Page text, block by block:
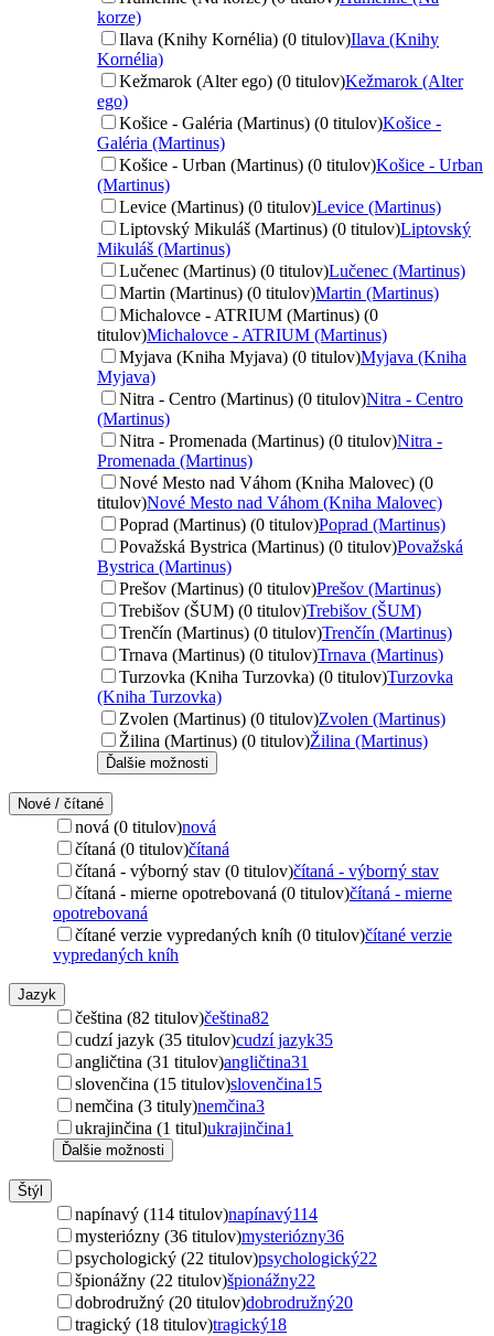
korze)
Ilava (Knihy Kornélia) (0 titulov)Ilava (Knihy
Kornélia)
Kežmarok (Alter ego) (0 titulov)Kežmarok (Alter
ego)
Košice - Galéria (Martinus) (0 titulov)Košice -
Galéria (Martinus)
Košice - Urban (Martinus) (0 titulov)Košice - Urban
(Martinus)
Levice (Martinus) (0 titulov)Levice (Martinus)
Liptovský Mikuláš (Martinus) (0 titulov)Liptovský
Mikuláš (Martinus)
Lučenec (Martinus) (0 titulov)Lučenec (Martinus)
Martin (Martinus) (0 titulov)Martin (Martinus)
Michalovce - ATRIUM (Martinus) (0
titulov)Michalovce - ATRIUM (Martinus)
Myjava (Kniha Myjava) (0 titulov)Myjava (Kniha
Myjava)
Nitra - Centro (Martinus) (0 titulov)Nitra - Centro
(Martinus)
Nitra - Promenada (Martinus) (0 titulov)Nitra -
Promenada (Martinus)
Nové Mesto nad Váhom (Kniha Malovec) (0
titulov)Nové Mesto nad Váhom (Kniha Malovec)
Poprad (Martinus) (0 titulov)Poprad (Martinus)
Považská Bystrica (Martinus) (0 titulov)Považská
Bystrica (Martinus)
Prešov (Martinus) (0 titulov)Prešov (Martinus)
Trebišov (ŠUM) (0 titulov)Trebišov (ŠUM)
Trenčín (Martinus) (0 titulov)Trenčín (Martinus)
Trnava (Martinus) (0 titulov)Trnava (Martinus)
Turzovka (Kniha Turzovka) (0 titulov)Turzovka
(Kniha Turzovka)
Zvolen (Martinus) (0 titulov)Zvolen (Martinus)
Žilina (Martinus) (0 titulov)Žilina (Martinus)
Ďalšie možnosti
Nové / čítané
nová (0 titulov)nová
čítaná (0 titulov)čítaná
čítaná - výborný stav (0 titulov)čítaná - výborný stav
čítaná - mierne opotrebovaná (0 titulov)čítaná - mierne
opotrebovaná
čítané verzie vypredaných kníh (0 titulov)čítané verzie
vypredaných kníh
Jazyk
čeština (82 titulov)čeština82
cudzí jazyk (35 titulov)cudzí jazyk35
angličtina (31 titulov)angličtina31
slovenčina (15 titulov)slovenčina15
nemčina (3 tituly)nemčina3
ukrajinčina (1 titul)ukrajinčina1
Ďalšie možnosti
Štýl
napínavý (114 titulov)napínavý114
mysteriózny (36 titulov)mysteriózny36
psychologický (22 titulov)psychologický22
špionážny (22 titulov)špionážny22
dobrodružný (20 titulov)dobrodružný20
tragický (18 titulov)tragický18